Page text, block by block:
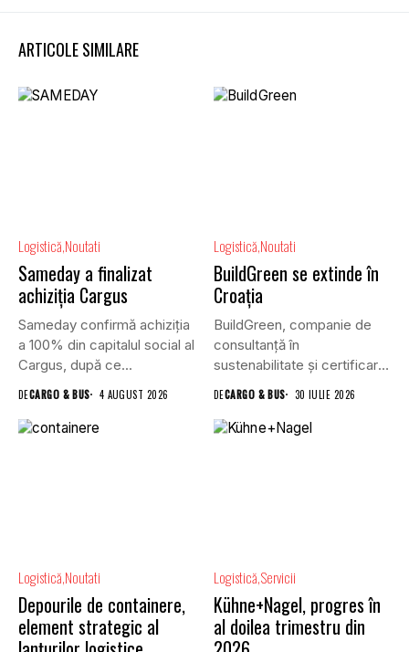
ARTICOLE SIMILARE
Logistică Noutati
Sameday a finalizat
achiziția Cargus
Sameday confirmă achiziția
a 100% din capitalul social al
Cargus, după ce...
DECARGO & BUS 4 AUGUST 2026
Logistică Noutati
BuildGreen se extinde în
Croația
BuildGreen, companie de
consultanță în
sustenabilitate și certificare
DECARGO & BUS 30 IULIE 2026
Logistică Noutati
Depourile de containere,
element strategic al
Logistică Servicii
Kühne+Nagel, progres în
al doilea trimestru din